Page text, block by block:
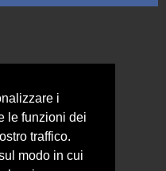
i
le funzioni dei
traffico.
modo in cui